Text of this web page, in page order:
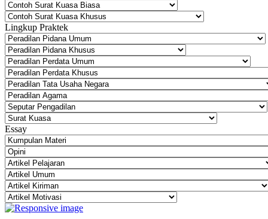
Lingkup Praktek
Essay